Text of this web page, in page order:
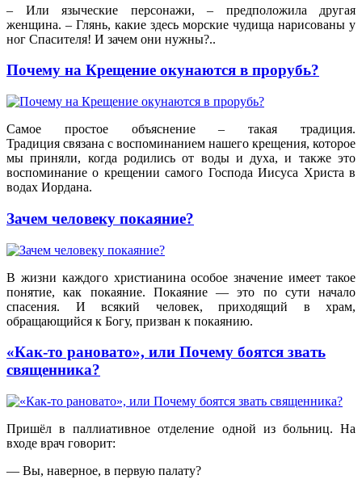
– Или языческие персонажи, – предположила другая
женщина. – Глянь, какие здесь морские чудища нарисованы у
ног Спасителя! И зачем они нужны?..
Почему на Крещение окунаются в прорубь?
Самое простое объяснение – такая традиция.
Традиция связана с воспоминанием нашего крещения, которое
мы приняли, когда родились от воды и духа, и также это
воспоминание о крещении самого Господа Иисуса Христа в
водах Иордана.
Зачем человеку покаяние?
В жизни каждого христианина особое значение имеет такое
понятие, как покаяние. Покаяние — это по сути начало
спасения. И всякий человек, приходящий в храм,
обращающийся к Богу, призван к покаянию.
«Как-то рановато», или Почему боятся звать
священника?
Пришëл в паллиативное отделение одной из больниц. На
входе врач говорит:
— Вы, наверное, в первую палату?